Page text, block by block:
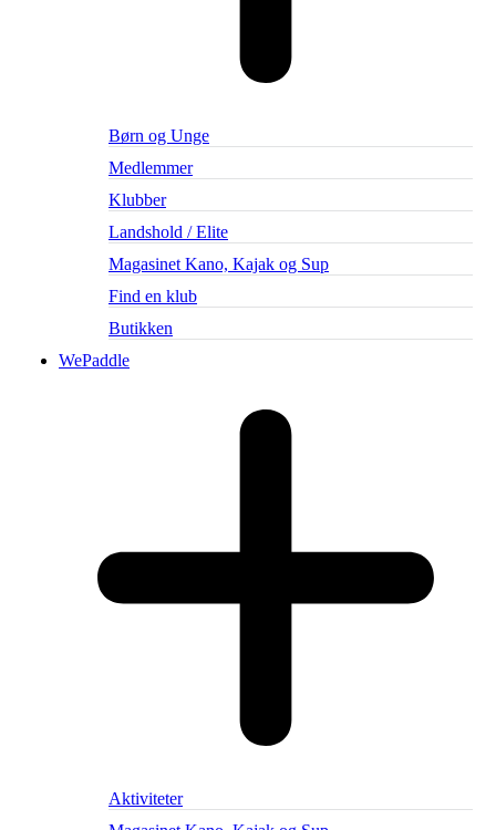
Børn og Unge
Medlemmer
Klubber
Landshold / Elite
Magasinet Kano, Kajak og Sup
Find en klub
Butikken
WePaddle
Aktiviteter